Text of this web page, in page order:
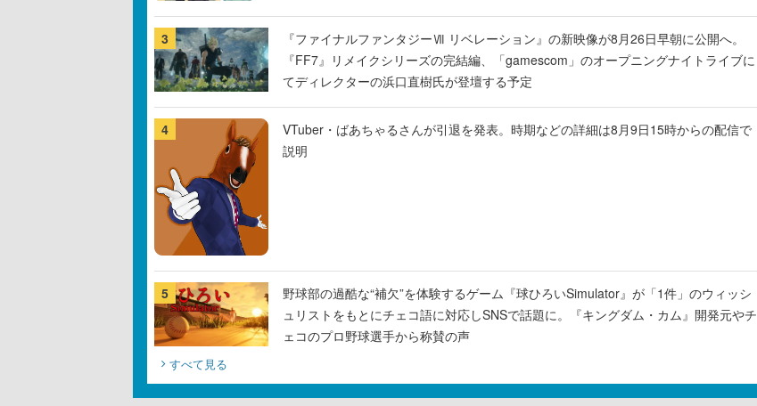
3
『ファイナルファンタジーⅦ リベレーション』の新映像が8月26日早朝に公開へ。
『FF7』リメイクシリーズの完結編、「gamescom」のオープニングナイトライブに
てディレクターの浜口直樹氏が登壇する予定
4
VTuber・ばあちゃるさんが引退を発表。時期などの詳細は8月9日15時からの配信で
説明
5
野球部の過酷な“補欠”を体験するゲーム『球ひろいSimulator』が「1件」のウィッシ
ュリストをもとにチェコ語に対応しSNSで話題に。『キングダム・カム』開発元やチ
ェコのプロ野球選手から称賛の声
すべて見る